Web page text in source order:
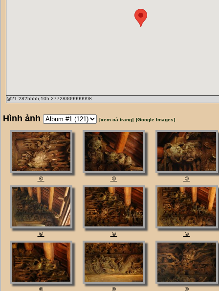
@21.2825555,105.27728309999998
Hình ảnh [xem cả trang] [Google Images]
© © ©
© © ©
© © ©